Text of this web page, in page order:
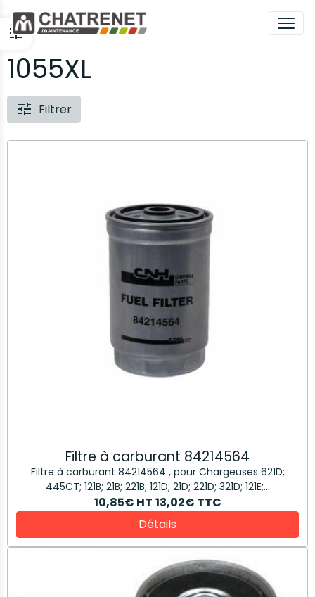
1055XL
Filtrer
Filtre à carburant 84214564
Filtre à carburant 84214564 , pour Chargeuses 621D;
445CT; 121B; 21B; 221B; 121D; 21D; 221D; 321D; 121E;...
10,85€ HT 13,02€ TTC
Détails